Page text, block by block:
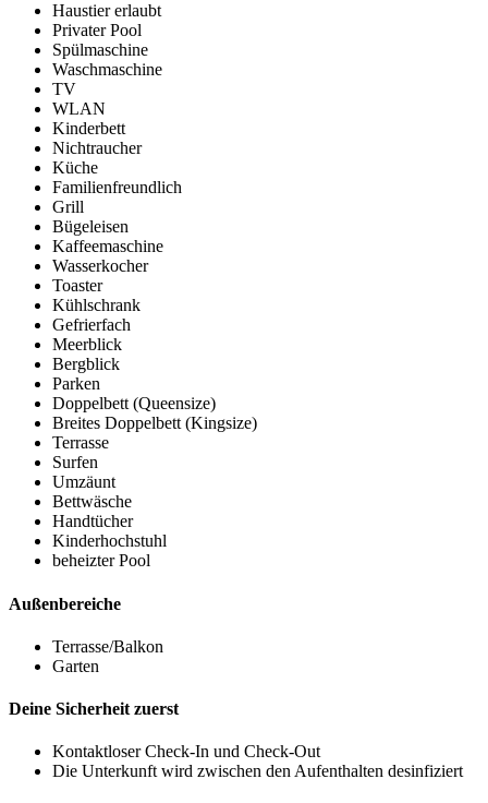
Haustier erlaubt
Privater Pool
Spülmaschine
Waschmaschine
TV
WLAN
Kinderbett
Nichtraucher
Küche
Familienfreundlich
Grill
Bügeleisen
Kaffeemaschine
Wasserkocher
Toaster
Kühlschrank
Gefrierfach
Meerblick
Bergblick
Parken
Doppelbett (Queensize)
Breites Doppelbett (Kingsize)
Terrasse
Surfen
Umzäunt
Bettwäsche
Handtücher
Kinderhochstuhl
beheizter Pool
Außenbereiche
Terrasse/Balkon
Garten
Deine Sicherheit zuerst
Kontaktloser Check-In und Check-Out
Die Unterkunft wird zwischen den Aufenthalten desinfiziert